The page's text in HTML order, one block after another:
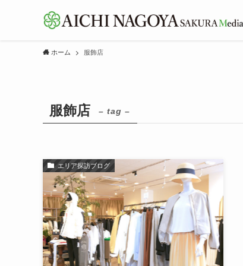
ホーム 服飾店
服飾店 – tag –
エリア探訪ブログ